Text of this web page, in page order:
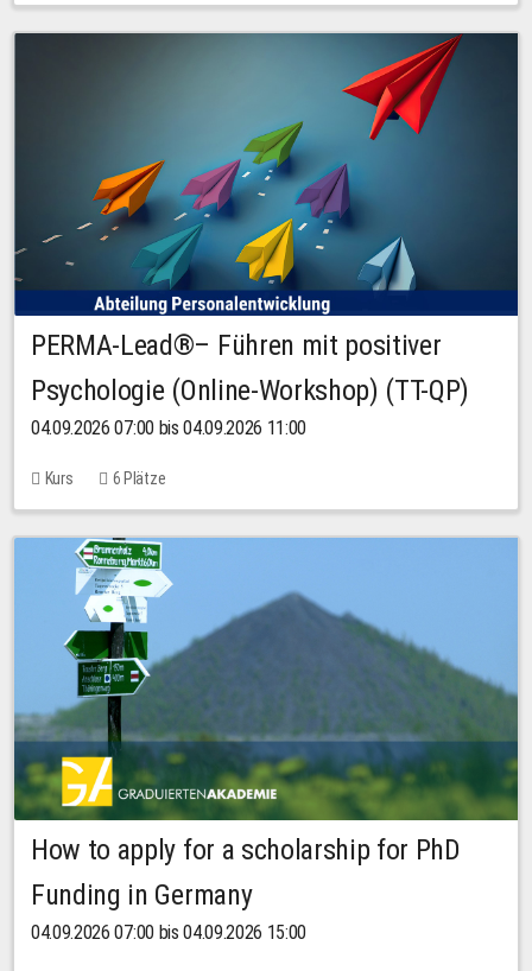
PERMA-Lead®– Führen mit positiver
Psychologie (Online-Workshop) (TT-QP)
04.09.2026 07:00 bis 04.09.2026 11:00
Kurs 6 Plätze
How to apply for a scholarship for PhD
Funding in Germany
04.09.2026 07:00 bis 04.09.2026 15:00